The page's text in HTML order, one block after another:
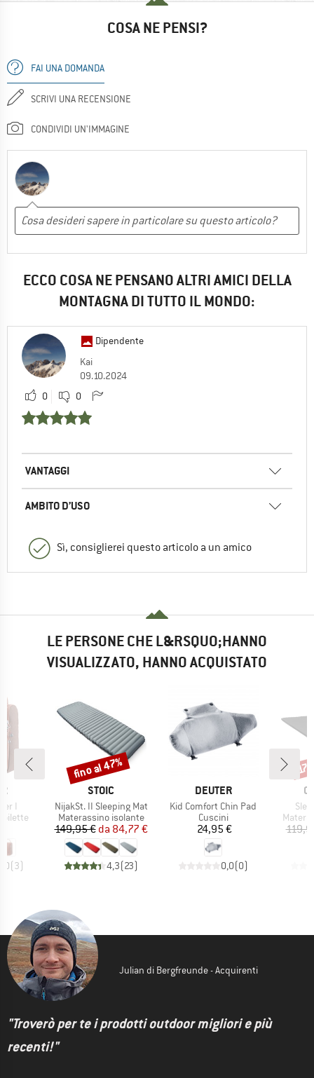
COSA NE PENSI?
FAI UNA DOMANDA
SCRIVI UNA RECENSIONE
CONDIVIDI UN'IMMAGINE
ECCO COSA NE PENSANO ALTRI AMICI DELLA
MONTAGNA DI TUTTO IL MONDO:
Dipendente
Kai
09.10.2024
0
0
VANTAGGI
AMBITO D’USO
Sì, consiglierei questo articolo a un amico
LE PERSONE CHE L&RSQUO;HANNO
VISUALIZZATO, HANNO ACQUISTATO
I
(3)
MARCHIO
STOIC
Articolo
NijakSt. II Sleeping Mat
Gruppo di prodotti
Materassino isolante
Prezzo
149,95 € Prezzo ridotto
da 84,77 €
4,3(23)
Sconto
fino al 47%
MARCHIO
DEUTER
Articolo
Kid Comfort Chin Pad
Gruppo di prodotti
Cuscini
Prezzo
24,95 €
0,0(0)
Julian di Bergfreunde - Acquirenti
"Troverò per te i prodotti outdoor migliori e più
recenti!"